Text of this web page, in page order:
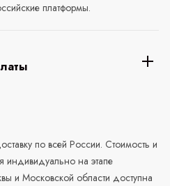
платформы.
по всей России. Стоимость и
индивидуально на этапе
и Московской области доступна